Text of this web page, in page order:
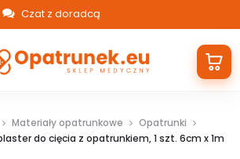
Czat z doradcą
Materiały opatrunkowe
Opatrunki
do cięcia z opatrunkiem, 1 szt. 6cm x 1m